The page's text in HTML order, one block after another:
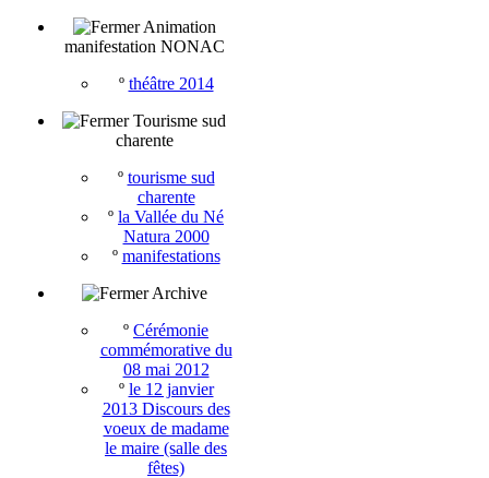
Animation
manifestation NONAC
º théâtre 2014
Tourisme sud
charente
º tourisme sud
charente
º la Vallée du Né
Natura 2000
º manifestations
Archive
º Cérémonie
commémorative du
08 mai 2012
º le 12 janvier
2013 Discours des
voeux de madame
le maire (salle des
fêtes)